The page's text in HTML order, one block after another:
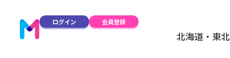
ログイン 会員登録
北海道・東北